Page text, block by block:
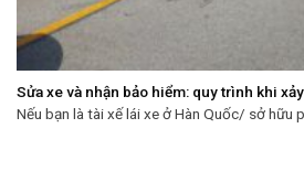
Sửa xe và nhận bảo hiểm: quy trình khi
Nếu bạn là tài xế lái xe ở Hàn Quốc/ sở hữu